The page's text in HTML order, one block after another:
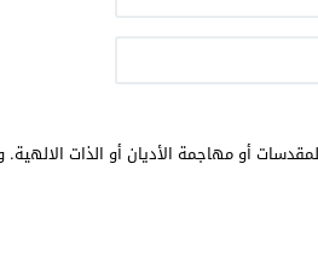
أو مهاجمة الأديان أو الذات